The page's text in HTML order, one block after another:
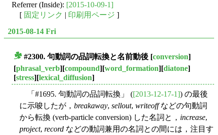
Referrer (Inside): [2015-10-09-1]
[ 固定リンク | 印刷用ページ ]
2015-08-14 Fri
#2300. 句動詞の品詞転換と名前動後 [conversion]
[phrasal_verb][compound][word_formation][diatone]
[stress][lexical_diffusion]
「#1695. 句動詞の品詞転換」 ([2013-12-17-1]) の最後
に示唆したが， breakaway, sellout, writeoffなどの句動詞
から転換 (verb-particle conversion) した名詞と， increase,
project, record などの動詞兼用の名詞との間には，注目す